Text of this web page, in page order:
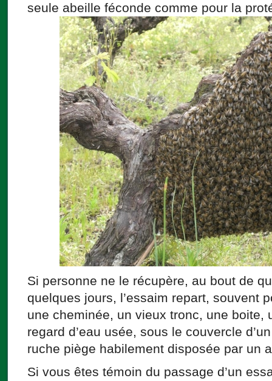
seule abeille féconde comme pour la
Si personne ne le récupère, au bout de
quelques jours, l’essaim repart, souvent
une cheminée, un vieux tronc, une boite,
regard d’eau usée, sous le couvercle
ruche piège habilement disposée par un
Si vous êtes témoin du passage d’un